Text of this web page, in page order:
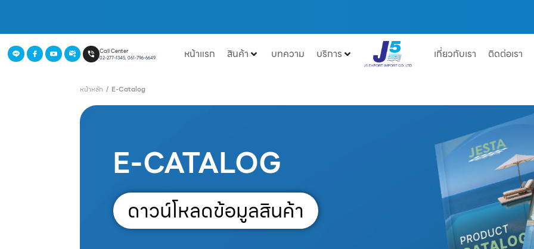
Call Center
02-277-1345, 061-796-6649 หน้าแรก สินค้า บทความ บริการ เกี่ยวกับเรา ติดต่อเรา
หน้าหลัก / E-Catalog
E-CATALOG
ดาวน์โหลดข้อมูลสินค้า